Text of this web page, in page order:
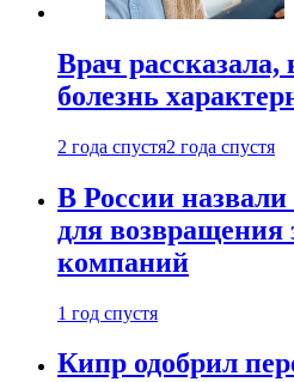
Врач рассказала,
болезнь
2 года спустя2 года спустя
В России назвали
для возвращения
компаний
1 год спустя
Кипр одобрил